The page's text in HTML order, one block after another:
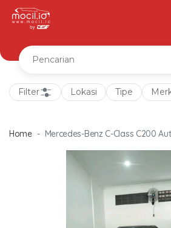
Filter Lokasi Tipe
Home Mercedes-Benz C-Class C200